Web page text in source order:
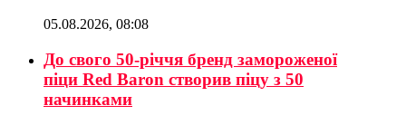
05.08.2026, 08:08
До свого 50-річчя бренд замороженої
піци Red Baron створив піцу з 50
начинками